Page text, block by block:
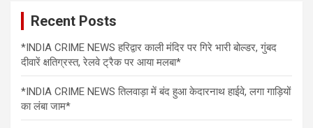
Recent Posts
*INDIA CRIME NEWS हरिद्वार काली मंदिर पर गिरे भारी बोल्डर, गुंबद
दीवारें क्षतिग्रस्त, रेलवे ट्रैक पर आया मलबा*
*INDIA CRIME NEWS तिलवाड़ा में बंद हुआ केदारनाथ हाईवे, लगा गाड़ियों
का लंबा जाम*